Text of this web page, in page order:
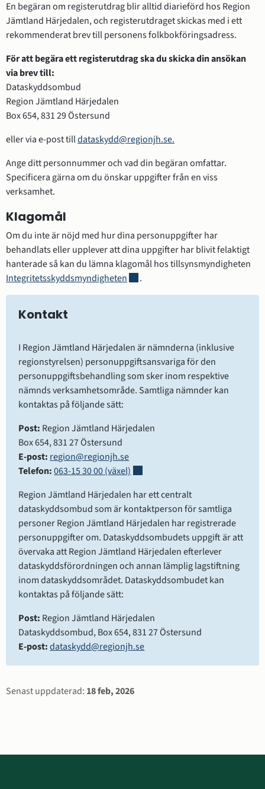
En begäran om registerutdrag blir alltid diarieförd hos Region
Jämtland Härjedalen, och registerutdraget skickas med i ett
rekommenderat brev till personens folkbokföringsadress.
För att begära ett registerutdrag ska du skicka din ansökan
via brev till:
Dataskyddsombud
Region Jämtland Härjedalen
Box 654, 831 29 Östersund
eller via e-post till dataskydd@regionjh.se.
Ange ditt personnummer och vad din begäran omfattar.
Specificera gärna om du önskar uppgifter från en viss
verksamhet.
Klagomål
Om du inte är nöjd med hur dina personuppgifter har
behandlats eller upplever att dina uppgifter har blivit felaktigt
Integritetsskyddsmyndigheten Länk till annan webbplats,
.
Kontakt
I Region Jämtland Härjedalen är nämnderna (inklusive
regionstyrelsen) personuppgiftsansvariga för den
personuppgiftsbehandling som sker inom respektive
nämnds verksamhetsområde. Samtliga nämnder kan
kontaktas på följande sätt:
Post: Region Jämtland Härjedalen
Box 654, 831 27 Östersund
E-post: region@regionjh.se
Telefon:063-15 30 00 (växel)
Region Jämtland Härjedalen har ett centralt
dataskyddsombud som är kontaktperson för samtliga
personer Region Jämtland Härjedalen har registrerade
personuppgifter om. Dataskyddsombudets uppgift är att
övervaka att Region Jämtland Härjedalen efterlever
dataskyddsförordningen och annan lämplig lagstiftning
inom dataskyddsområdet. Dataskyddsombudet kan
kontaktas på följande sätt:
Post: Region Jämtland Härjedalen
Dataskyddsombud, Box 654, 831 27 Östersund
E-post:dataskydd@regionjh.se
Sidinformation
Senast uppdaterad: 18 feb, 2026